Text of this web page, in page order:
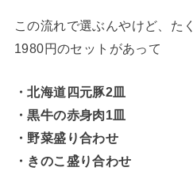
この流れで選ぶんやけど、た
1980円のセットがあって
・北海道四元豚2皿
・黒牛の赤身肉1皿
・野菜盛り合わせ
・きのこ盛り合わせ